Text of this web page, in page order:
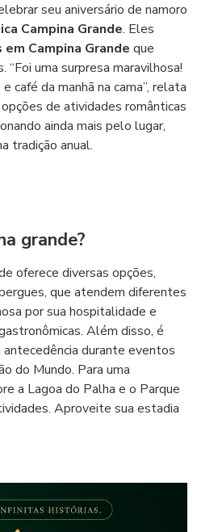
seu aniversário de namoro
Campina Grande. Eles
Campina Grande que
uma surpresa maravilhosa!
café da manhã na cama”, relata
de atividades românticas
ainda mais pelo lugar,
tradição anual.
grande?
oferece diversas opções,
que atendem diferentes
por sua hospitalidade e
Além disso, é
durante eventos
do Mundo. Para uma
a Lagoa do Palha e o Parque
Aproveite sua estadia